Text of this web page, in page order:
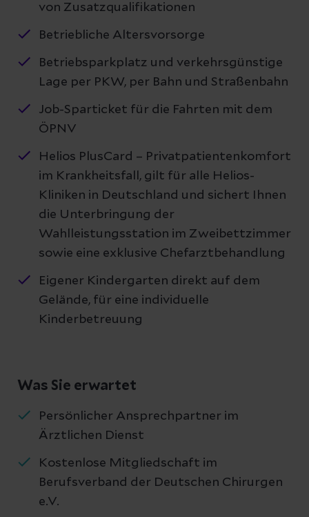
von Zusatzqualifikationen
Betriebliche Altersvorsorge
Betriebsparkplatz und verkehrsgünstige
Lage per PKW, per Bahn und Straßenbahn
Job-Sparticket für die Fahrten mit dem
ÖPNV
Helios PlusCard – Privatpatientenkomfort
im Krankheitsfall, gilt für alle Helios-
Kliniken in Deutschland und sichert Ihnen
die Unterbringung der
Wahlleistungsstation im Zweibettzimmer
sowie eine exklusive Chefarztbehandlung
Eigener Kindergarten direkt auf dem
Gelände, für eine individuelle
Kinderbetreuung
Was Sie erwartet
Persönlicher Ansprechpartner im
Ärztlichen Dienst
Kostenlose Mitgliedschaft im
Berufsverband der Deutschen Chirurgen
e.V.